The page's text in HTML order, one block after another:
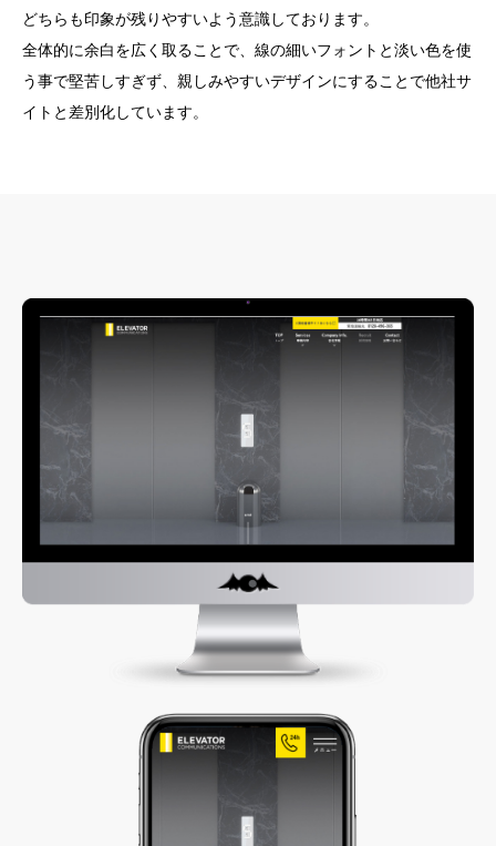
どちらも印象が残りやすいよう意識しております。
全体的に余白を広く取ることで、線の細いフォントと淡い色を使
う事で堅苦しすぎず、親しみやすいデザインにすることで他社サ
イトと差別化しています。